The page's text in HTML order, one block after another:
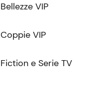
Bellezze VIP
Coppie VIP
Fiction e Serie TV